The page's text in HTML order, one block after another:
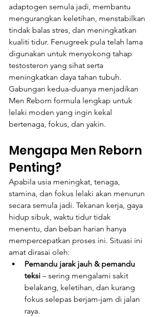
adaptogen semula jadi, membantu
mengurangkan keletihan, menstabilkan
tindak balas stres, dan meningkatkan
kualiti tidur. Fenugreek pula telah lama
digunakan untuk menyokong tahap
testosteron yang sihat serta
meningkatkan daya tahan tubuh.
Gabungan kedua-duanya menjadikan
Men Reborn formula lengkap untuk
lelaki moden yang ingin kekal
bertenaga, fokus, dan yakin.
Mengapa Men Reborn
Penting?
Apabila usia meningkat, tenaga,
stamina, dan fokus lelaki akan menurun
secara semula jadi. Tekanan kerja, gaya
hidup sibuk, waktu tidur tidak
menentu, dan beban harian hanya
mempercepatkan proses ini. Situasi ini
amat dirasai oleh:
Pemandu jarak jauh & pemandu
teksi – sering mengalami sakit
belakang, keletihan, dan kurang
fokus selepas berjam-jam di jalan
raya.